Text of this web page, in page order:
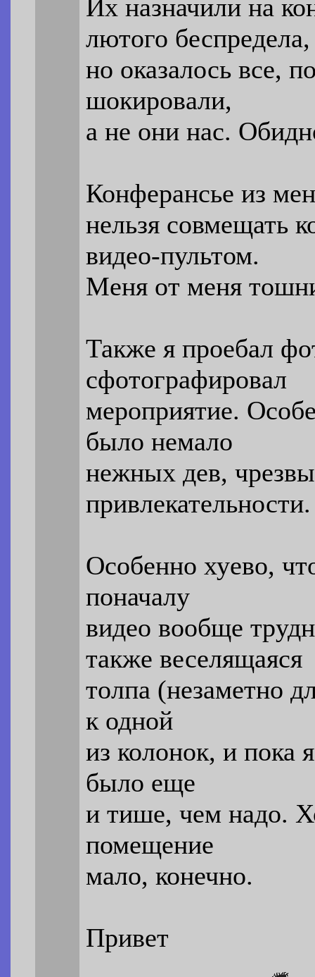
Их назначили на
лютого беспредела,
но оказалось все,
шокировали,
а не они нас.
Конферансье из
нельзя совмещать
видео-пультом.
Меня от меня
Также я проебал
сфотографировал
мероприятие.
было немало
нежных дев,
привлекательности.
Особенно хуево,
поначалу
видео вообще
также веселящаяся
толпа (незаметно
к одной
из колонок, и пока
было еще
и тише, чем надо.
помещение
мало, конечно.
Привет